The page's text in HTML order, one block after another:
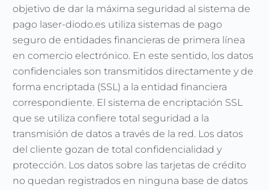
objetivo de dar la máxima seguridad al sistema de
pago laser-diodo.es utiliza sistemas de pago
seguro de entidades financieras de primera línea
en comercio electrónico. En este sentido, los datos
confidenciales son transmitidos directamente y de
forma encriptada (SSL) a la entidad financiera
correspondiente. El sistema de encriptación SSL
que se utiliza confiere total seguridad a la
transmisión de datos a través de la red. Los datos
del cliente gozan de total confidencialidad y
protección. Los datos sobre las tarjetas de crédito
no quedan registrados en ninguna base de datos